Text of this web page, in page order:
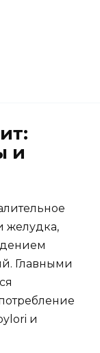
и
желудка,
Главными
и